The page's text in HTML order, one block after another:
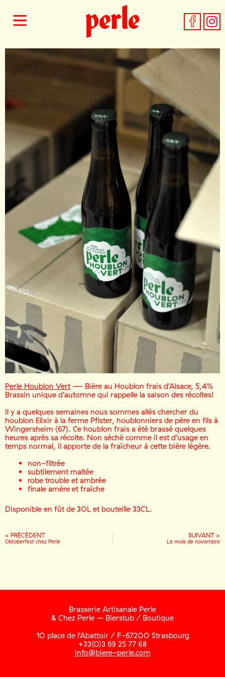
Perle Houblon Vert — Bière au Houblon frais d’Alsace, 5,4%
Brassin unique d’automne qui rappelle la saison des récoltes!
Il y a quelques semaines nous sommes allés chercher du
houblon Elixir à la ferme Pfister, houblonniers de père en fils à
Wingersheim (67). Ce houblon frais a été brassé quelques
heures après sa récolte. Non séché comme il est d’usage en
temps normal, il apporte de la fraîcheur à cette bière légère.
non-filtrée
subtilement maltée
robe trouble et ambrée
finale amère et fraîche
Disponible en fût de 30L et bouteille 33CL.
< PRÉCÉDENT
Oktoberfest chez Perle
SUIVANT >
Le mois de novembre
Brasserie Artisanale Perle
& Chez Perle – Bierstub / Boutique
10 place de l’Abattoir / F-67200 Strasbourg
+33(0)3 69 25 77 68
info@biere-perle.com